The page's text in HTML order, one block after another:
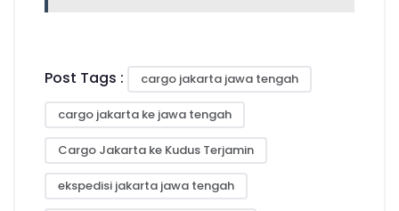
Post Tags : cargo jakarta jawa tengah
cargo jakarta ke jawa tengah
Cargo Jakarta ke Kudus Terjamin
ekspedisi jakarta jawa tengah